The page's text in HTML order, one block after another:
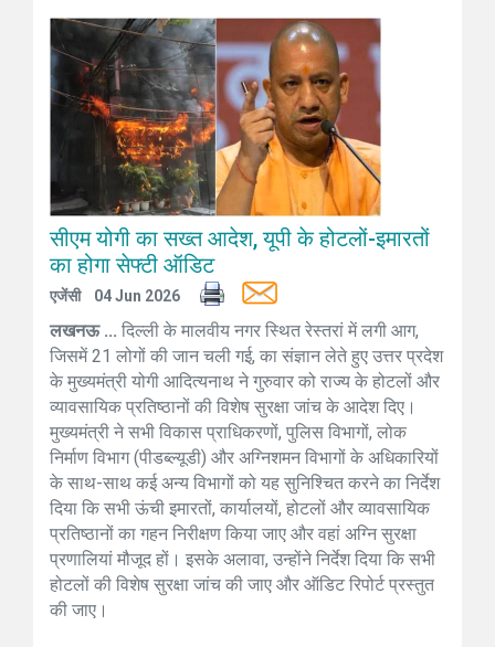
सीएम योगी का सख्त आदेश, यूपी के होटलों-इमारतों
का होगा सेफ्टी ऑडिट
एजेंसी 04 Jun 2026
लखनऊ ... दिल्ली के मालवीय नगर स्थित रेस्तरां में लगी आग,
जिसमें 21 लोगों की जान चली गई, का संज्ञान लेते हुए उत्तर प्रदेश
के मुख्यमंत्री योगी आदित्यनाथ ने गुरुवार को राज्य के होटलों और
व्यावसायिक प्रतिष्ठानों की विशेष सुरक्षा जांच के आदेश दिए।
मुख्यमंत्री ने सभी विकास प्राधिकरणों, पुलिस विभागों, लोक
निर्माण विभाग (पीडब्ल्यूडी) और अग्निशमन विभागों के अधिकारियों
के साथ-साथ कई अन्य विभागों को यह सुनिश्चित करने का निर्देश
दिया कि सभी ऊंची इमारतों, कार्यालयों, होटलों और व्यावसायिक
प्रतिष्ठानों का गहन निरीक्षण किया जाए और वहां अग्नि सुरक्षा
प्रणालियां मौजूद हों। इसके अलावा, उन्होंने निर्देश दिया कि सभी
होटलों की विशेष सुरक्षा जांच की जाए और ऑडिट रिपोर्ट प्रस्तुत
की जाए।